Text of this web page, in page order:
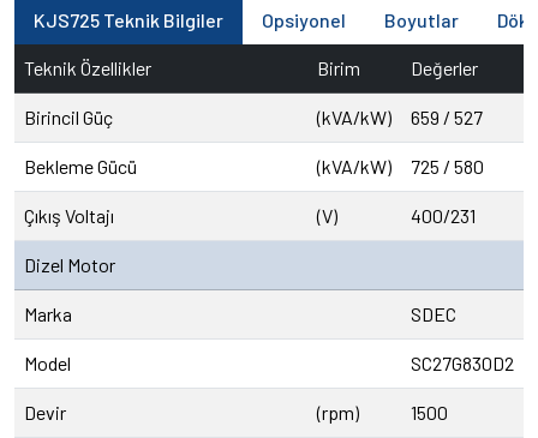
KJS725 Teknik Bilgiler Opsiyonel Boyutlar
Teknik Özellikler Birim Değerler
Birincil Güç (kVA/kW) 659 / 527
Bekleme Gücü (kVA/kW) 725 / 580
Çıkış Voltajı (V) 400/231
Dizel Motor
Marka SDEC
Model SC27G830D2
Devir (rpm) 1500